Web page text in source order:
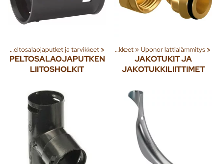
Peltosalaojaputket ja tarvikkeet‪»
PELTOSALAOJAPUTKEN
LIITOSHOLKIT
‪» Lattialämmitysputket ja tarvikkeet‪» Uponor lattialämmitys‪»
JAKOTUKIT JA
JAKOTUKKILIITTIMET